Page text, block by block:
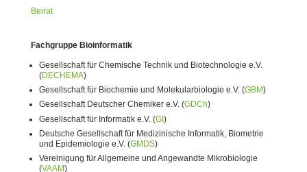
Beirat
Fachgruppe Bioinformatik
Gesellschaft für Chemische Technik und Biotechnologie e.V.
(DECHEMA)
Gesellschaft für Biochemie und Molekularbiologie e.V. (GBM)
Gesellschaft Deutscher Chemiker e.V. (GDCh)
Gesellschaft für Informatik e.V. (GI)
Deutsche Gesellschaft für Medizinische Informatik, Biometrie
und Epidemiologie e.V. (GMDS)
Vereinigung für Allgemeine und Angewandte Mikrobiologie
(VAAM)